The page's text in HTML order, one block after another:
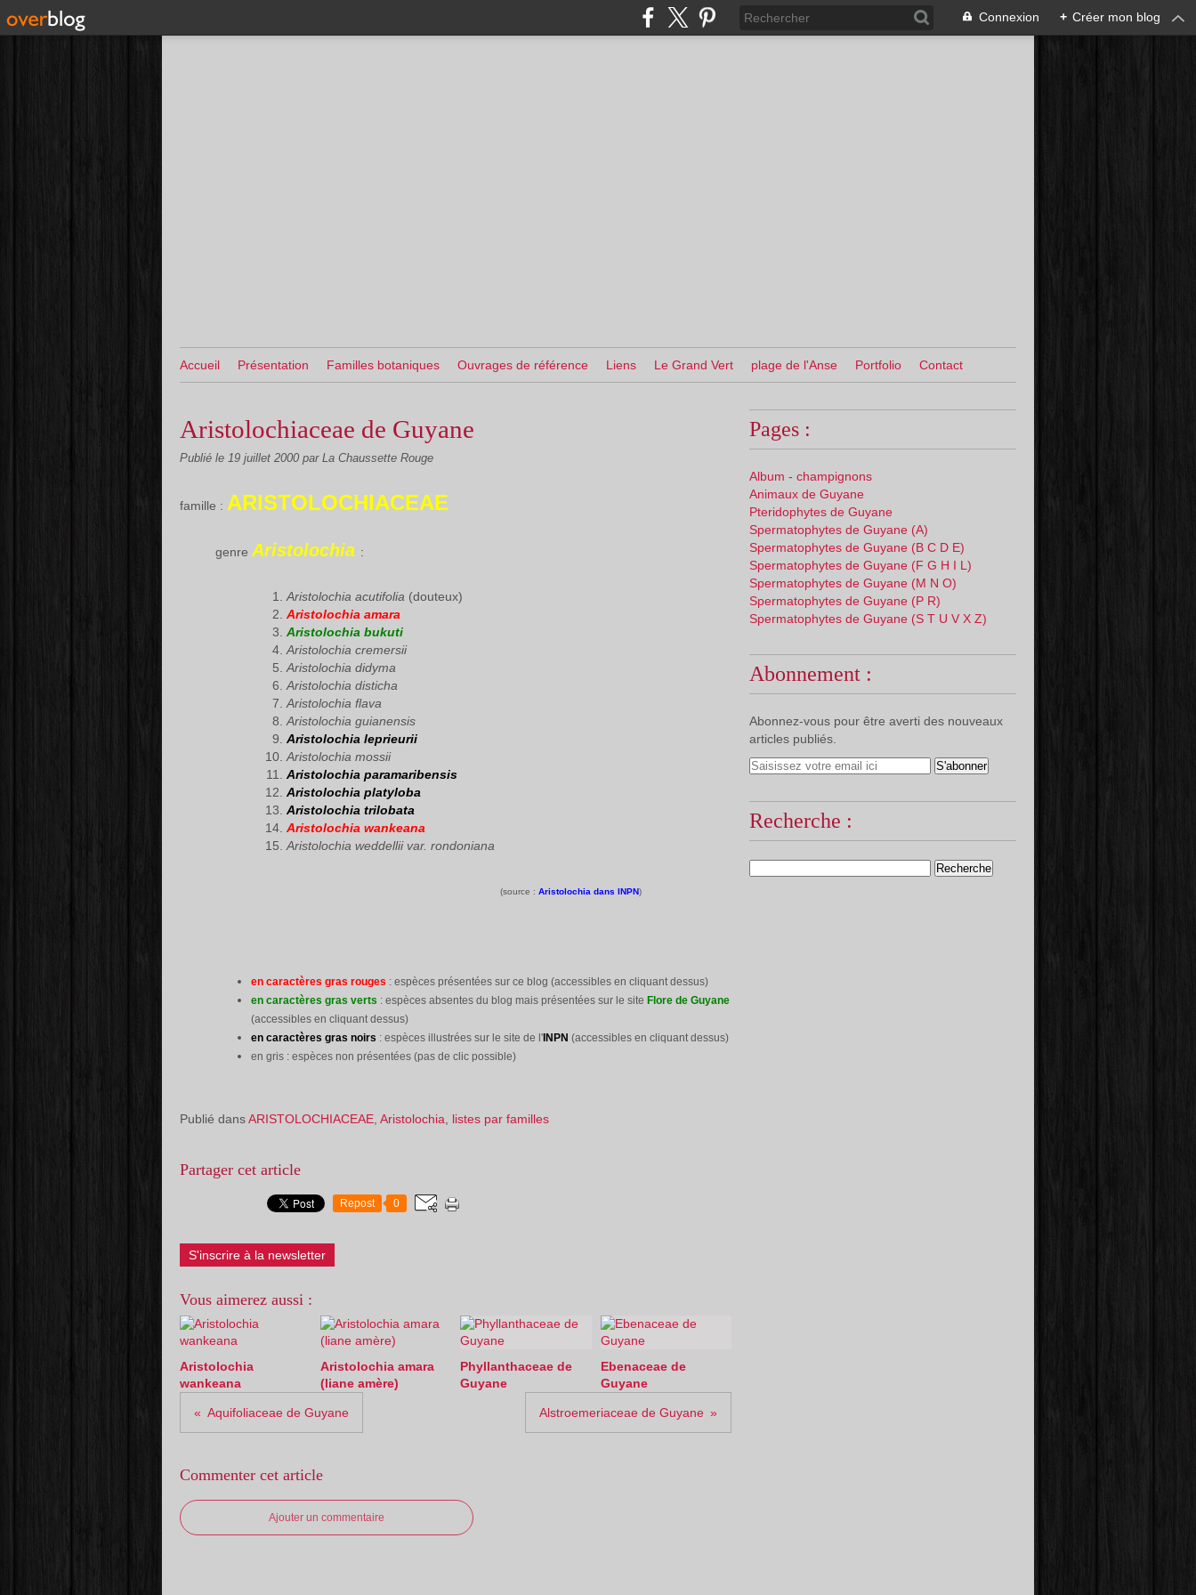
Connexion + Créer mon blog
Accueil Présentation Familles botaniques Ouvrages de référence Liens Le Grand Vert plage de l'Anse Portfolio Contact
Aristolochiaceae de Guyane
Publié le 19 juillet 2000 par La Chaussette Rouge
famille : ARISTOLOCHIACEAE
genre Aristolochia :
Aristolochia acutifolia (douteux)
Aristolochia amara
Aristolochia bukuti
Aristolochia cremersii
Aristolochia didyma
Aristolochia disticha
Aristolochia flava
Aristolochia guianensis
Aristolochia leprieurii
Aristolochia mossii
Aristolochia paramaribensis
Aristolochia platyloba
Aristolochia trilobata
Aristolochia wankeana
Aristolochia weddellii var. rondoniana
(source : Aristolochia dans INPN)
en caractères gras rouges : espèces présentées sur ce blog (accessibles en cliquant dessus)
en caractères gras verts : espèces absentes du blog mais présentées sur le site Flore de Guyane
(accessibles en cliquant dessus)
en caractères gras noirs : espèces illustrées sur le site de l' INPN (accessibles en cliquant dessus)
en gris : espèces non présentées (pas de clic possible)
Publié dansARISTOLOCHIACEAE Aristolochia listes par familles
Partager cet article
Repost 0
S'inscrire à la newsletter
Vous aimerez aussi :
Aristolochia
wankeana
Aristolochia amara
(liane amère)
Phyllanthaceae de
Guyane
Ebenaceae de
Guyane
Aquifoliaceae de Guyane Alstroemeriaceae de Guyane
Commenter cet article
Ajouter un commentaire
Pages :
Album - champignons
Animaux de Guyane
Pteridophytes de Guyane
Spermatophytes de Guyane (A)
Spermatophytes de Guyane (B C D E)
Spermatophytes de Guyane (F G H I L)
Spermatophytes de Guyane (M N O)
Spermatophytes de Guyane (P R)
Spermatophytes de Guyane (S T U V X Z)
Abonnement :
Abonnez-vous pour être averti des nouveaux
articles publiés.
Recherche :